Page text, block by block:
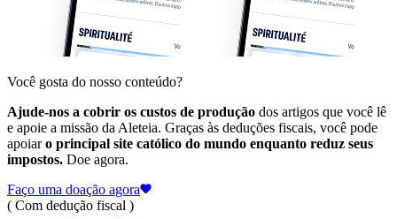
Você gosta do nosso conteúdo?
Ajude-nos a cobrir os custos de produção dos artigos que você lê
e apoie a missão da Aleteia. Graças às deduções fiscais, você pode
apoiaro principal site católico do mundo enquanto reduz seus
impostos. Doe agora.
Faço uma doação agora
( Com dedução fiscal )